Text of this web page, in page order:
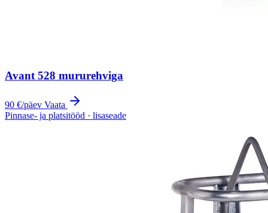
Avant 528 mururehviga
90 €/päev Vaata
Pinnase- ja platsitööd · lisaseade